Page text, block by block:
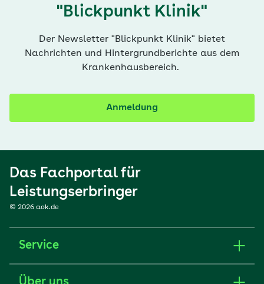
"Blickpunkt Klinik"
Der Newsletter "Blickpunkt Klinik" bietet
Nachrichten und Hintergrundberichte aus dem
Krankenhausbereich.
Anmeldung
Das Fachportal für
Leistungserbringer
© 2026 aok.de
Service